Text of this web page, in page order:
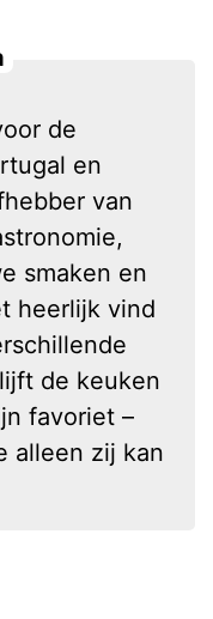
de
en
van
smaken en
heerlijk vind
de keuken
favoriet –
alleen zij kan